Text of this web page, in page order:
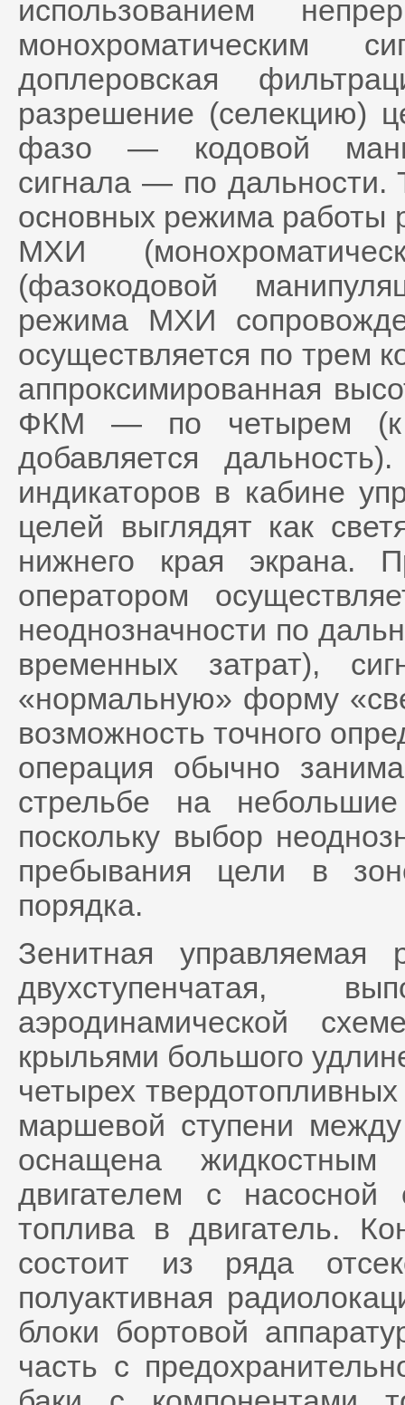
использованием
монохроматическим
доплеровская
разрешение (селекцию)
фазо — кодовой
сигнала — по дальности.
основных режима работы
МХИ
(фазокодовой
режима МХИ
осуществляется по трем
аппроксимированная
ФКМ — по четырем (к
добавляется
индикаторов в кабине
целей выглядят как
нижнего края
оператором
неоднозначности по
временных затрат),
«нормальную» форму
возможность точного
операция обычно
стрельбе на
поскольку выбор
пребывания цели в
порядка.
Зенитная
двухступенчатая,
аэродинамической
крыльями большого
четырех
маршевой ступени
оснащена жидкостным
двигателем с насосной
топлива в двигатель.
состоит из ряда
полуактивная
блоки бортовой
часть с